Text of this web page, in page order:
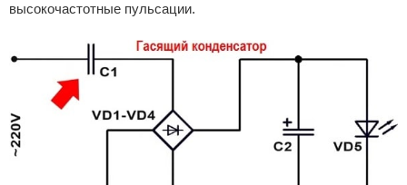
высокочастотные пульсации.